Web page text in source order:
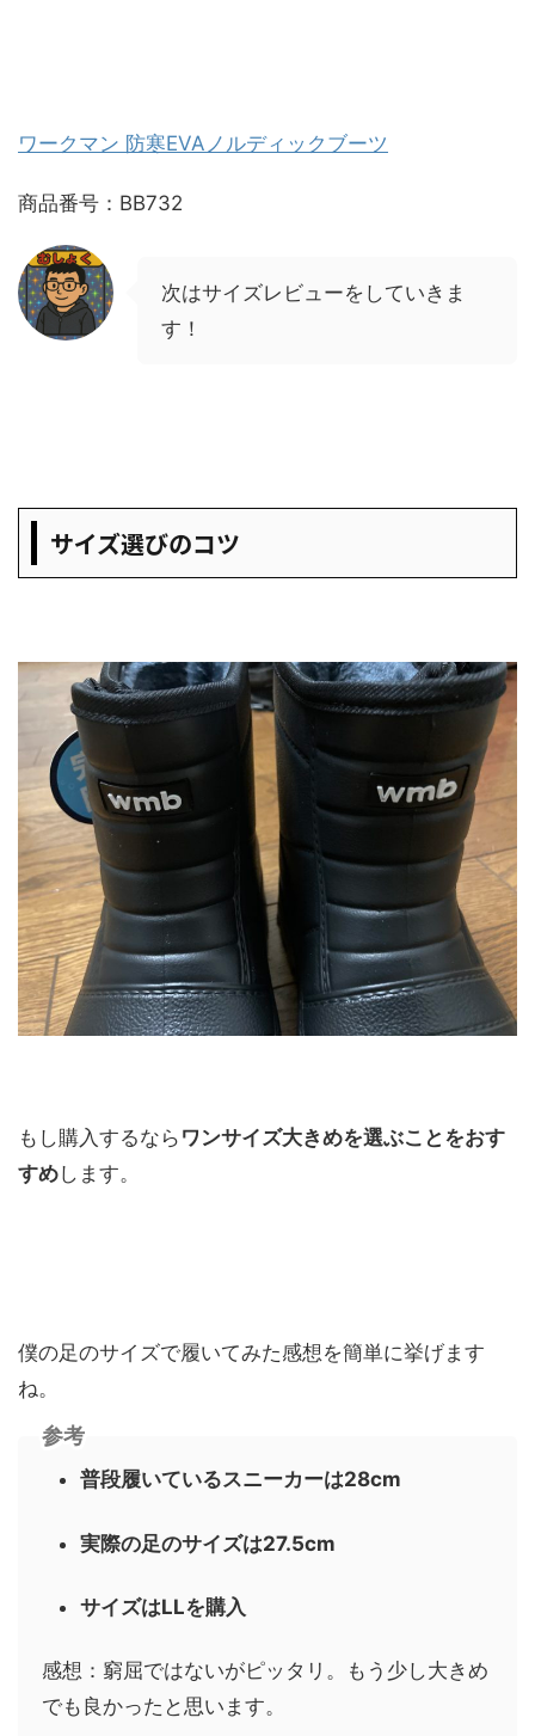
ワークマン 防寒EVAノルディックブーツ
商品番号：BB732
次はサイズレビューをしていきま
す！
サイズ選びのコツ
もし購入するなら ワンサイズ大きめを選ぶことをおす
すめします。
僕の足のサイズで履いてみた感想を簡単に挙げます
ね。
参考
普段履いているスニーカーは28cm
実際の足のサイズは27.5cm
サイズはLLを購入
感想：窮屈ではないがピッタリ。もう少し大きめ
でも良かったと思います。